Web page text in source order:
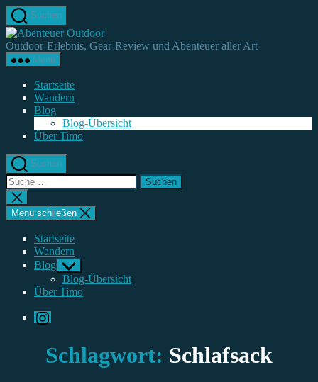
Direkt
zum
Inhalt
wechseln
Suchen
Abenteuer
Outdoor
Outdoor-Erlebnis, Gear-Review und Abenteuer aller Art
Menü
Startseite
Wandern
Blog
Blog-Übersicht
Über Timo
Suchen
Suche
nach:
Suche
schließen
Menü schließen
Startseite
Wandern
Blog Untermenü
anzeigen
Blog-Übersicht
Über Timo
Instagram
Schlagwort: Schlafsack